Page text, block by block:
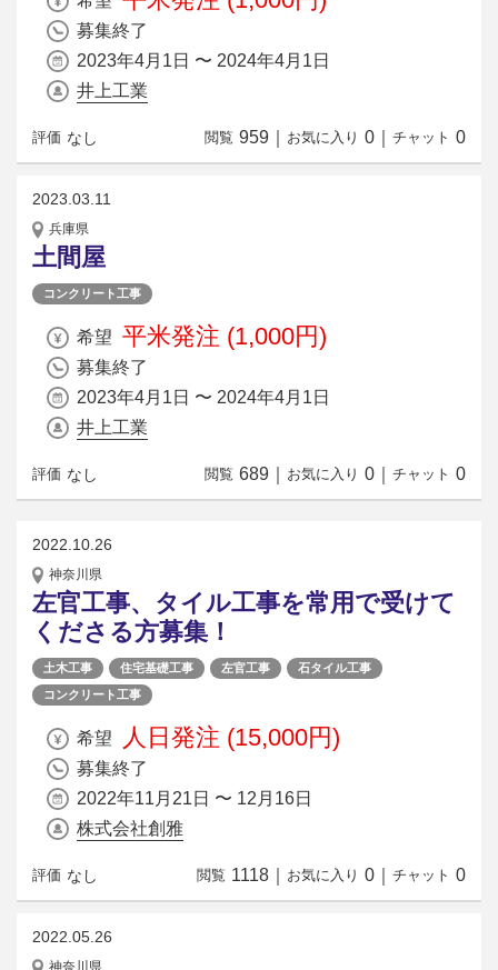
募集終了
2023年4月1日 〜 2024年4月1日
井上工業
評価 なし 閲覧 959 お気に入り 0 チャット 0
2023.03.11
兵庫県
土間屋
コンクリート工事
希望 平米発注 (1,000円)
募集終了
2023年4月1日 〜 2024年4月1日
井上工業
評価 なし 閲覧 689 お気に入り 0 チャット 0
2022.10.26
神奈川県
左官工事、タイル工事を常用で受けて
くださる方募集！
土木工事 住宅基礎工事 左官工事
石タイル工事
コンクリート工事
希望 人日発注 (15,000円)
募集終了
2022年11月21日 〜 12月16日
株式会社創雅
評価 なし 閲覧 1118 お気に入り 0 チャット 0
2022.05.26
神奈川県